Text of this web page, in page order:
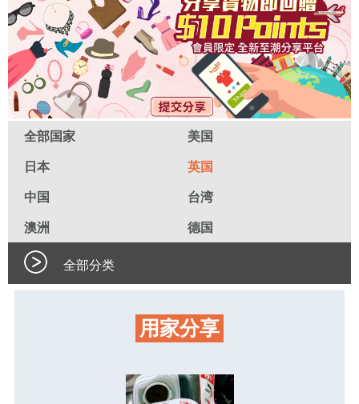
全部国家 美国
日本 英国
中国 台湾
澳洲 德国
全部分类
用家分享